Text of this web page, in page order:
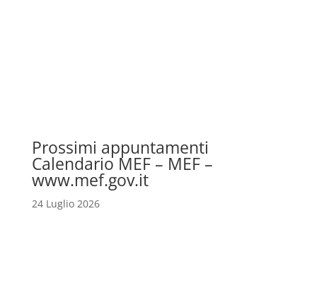
Prossimi appuntamenti
Calendario MEF – MEF –
www.mef.gov.it
24 Luglio 2026